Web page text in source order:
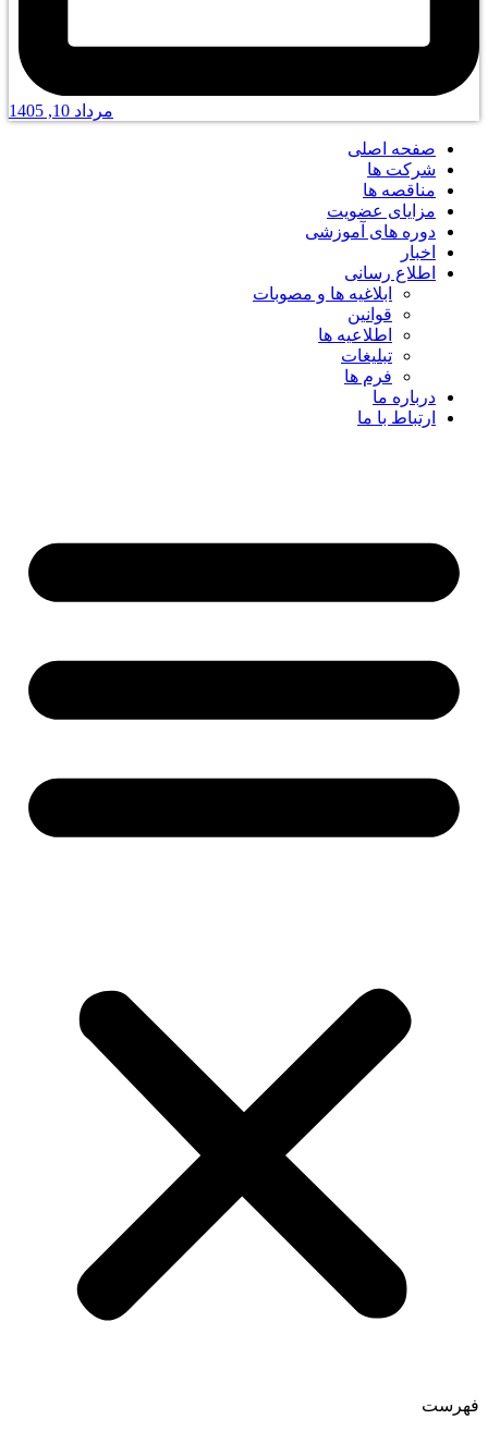
مرداد 10, 1405
صفحه اصلی
شرکت ها
مناقصه ها
مزایای عضویت
دوره های آموزشی
اخبار
اطلاع رسانی
ابلاغیه ها و مصوبات
قوانین
اطلاعیه ها
تبلیغات
فرم ها
درباره ما
ارتباط با ما
فهرست